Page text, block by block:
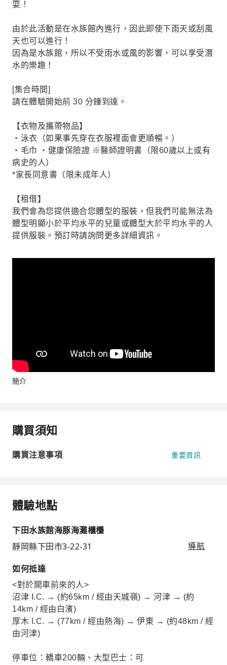
耍！
由於此活動是在水族館內進行，因此即使下雨天或刮風
天也可以進行！
因為是水族館，所以不受雨水或風的影響，可以享受潛
水的樂趣！
[集合時間]
請在體驗開始前 30 分鐘到達。
【衣物及攜帶物品】
・泳衣（如果事先穿在衣服裡面會更順暢。）
・毛巾 ・健康保險證 ※醫師證明書（限60歲以上或有
病史的人）
*家長同意書（限未成年人）
【租借】
我們會為您提供適合您體型的服裝，但我們可能無法為
體型明顯小於平均水平的兒童或體型大於平均水平的人
提供服裝。預訂時請詢問更多詳細資訊。
簡介
購買須知
購買注意事項 重要資訊
體驗地點
下田水族館海豚海灘櫃檯
靜岡縣下田市3-22-31
導航
如何抵達
<對於開車前來的人>
沼津 I.C. → (約65km / 經由天城嶺) → 河津 → (約
14km / 經由白濱)
厚木 I.C. → (77km / 經由熱海) → 伊東 → (約48km / 經
由河津)
停車位：轎車200輛、大型巴士：可